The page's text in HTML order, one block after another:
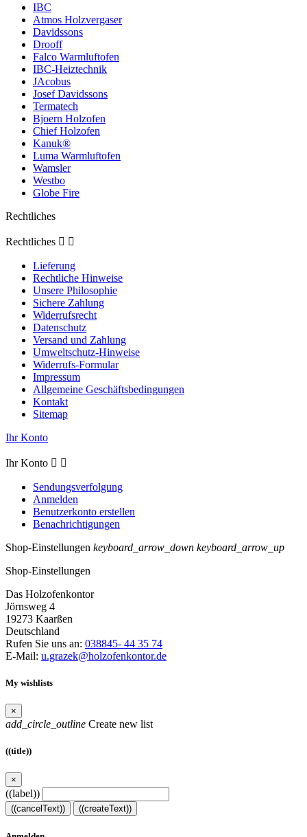
IBC
Atmos Holzvergaser
Davidssons
Drooff
Falco Warmluftofen
IBC-Heiztechnik
JAcobus
Josef Davidssons
Termatech
Bjoern Holzofen
Chief Holzofen
Kanuk®
Luma Warmluftofen
Wamsler
Westbo
Globe Fire
Rechtliches
Rechtliches  
Lieferung
Rechtliche Hinweise
Unsere Philosophie
Sichere Zahlung
Widerrufsrecht
Datenschutz
Versand und Zahlung
Umweltschutz-Hinweise
Widerrufs-Formular
Impressum
Allgemeine Geschäftsbedingungen
Kontakt
Sitemap
Ihr Konto
Ihr Konto  
Sendungsverfolgung
Anmelden
Benutzerkonto erstellen
Benachrichtigungen
Shop-Einstellungen keyboard_arrow_down keyboard_arrow_up
Shop-Einstellungen
Das Holzofenkontor
Jörnsweg 4
19273 Kaarßen
Deutschland
Rufen Sie uns an: 038845- 44 35 74
E-Mail: u.grazek@holzofenkontor.de
My wishlists
×
add_circle_outline Create new list
((title))
×
((label))
((cancelText)) ((createText))